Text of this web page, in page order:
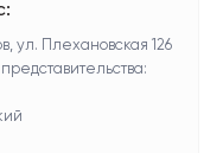
ул. Плехановская 126